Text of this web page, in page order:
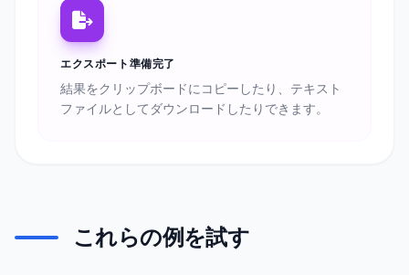
エクスポート準備完了
結果をクリップボードにコピーしたり、テキスト
ファイルとしてダウンロードしたりできます。
これらの例を試す